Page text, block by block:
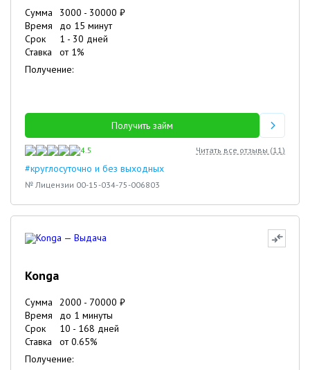
Сумма 3000 - 30000 ₽
Время
до 15 минут
Срок
1 - 30 дней
Ставка
от 1%
Получение:
Получить займ
4.5 Читать все отзывы (11)
#круглосуточно и без выходных
№ Лицензии 00-15-034-75-006803
Konga
Сумма 2000 - 70000 ₽
Время
до 1 минуты
Срок
10 - 168 дней
Ставка
от0.65%
Получение: